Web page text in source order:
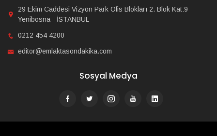
29 Ekim Caddesi Vizyon Park Ofis Blokları 2. Blok Kat:9
Yenibosna - İSTANBUL
0212 454 4200
editor@emlaktasondakika.com
Sosyal Medya